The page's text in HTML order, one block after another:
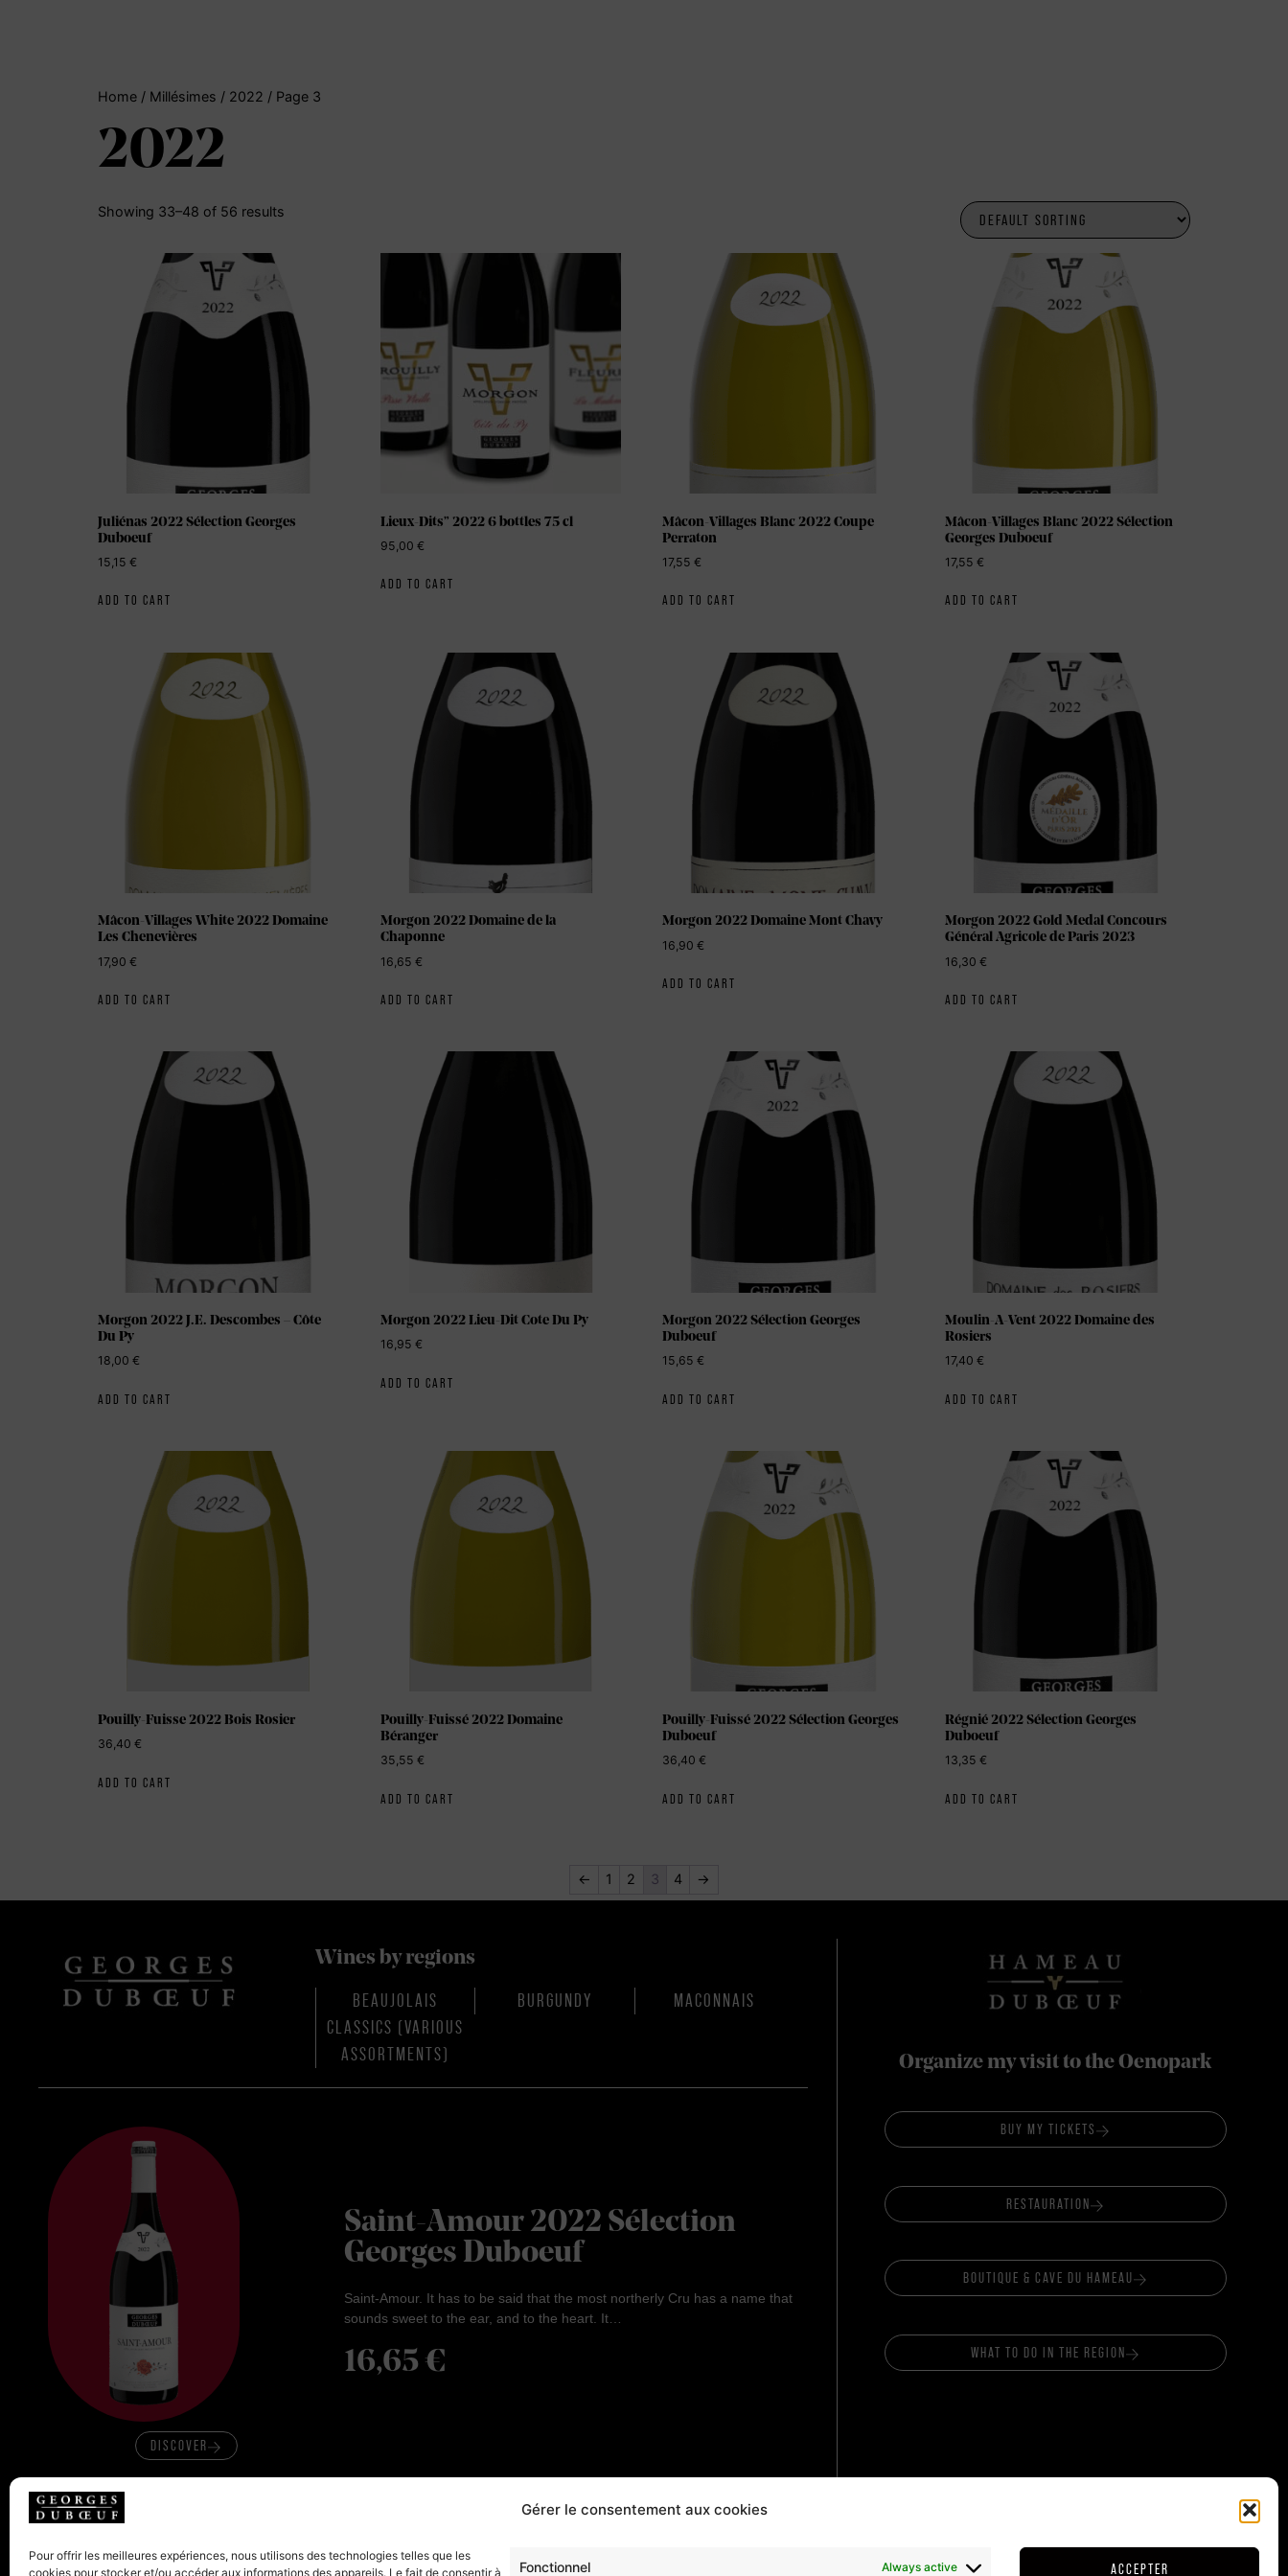
Gérer le consentement aux cookies
Pour offrir les meilleures expériences, nous utilisons des technologies telles que les
cookies pour stocker et/ou accéder aux informations des appareils. Le fait de consentir à
Fonctionnel Always active ACCEPTER
Home / Millésimes / 2022 / Page 3
2022
Showing 33–48 of 56 results
Juliénas 2022 Sélection Georges
Duboeuf
15,15 €
ADD TO CART
Lieux-Dits” 2022 6 bottles 75 cl
95,00 €
ADD TO CART
Mâcon-Villages Blanc 2022 Coupe
Perraton
17,55€
ADD TO CART
Mâcon-Villages Blanc 2022 Sélection
Georges Duboeuf
17,55€
ADD TO CART
Mâcon-Villages White 2022 Domaine
Les Chenevières
17,90 €
ADD TO CART
Morgon 2022 Domaine de la
Chaponne
16,65 €
ADD TO CART
Morgon 2022 Domaine Mont Chavy
16,90€
ADD TO CART
Morgon 2022 Gold Medal Concours
Général Agricole de Paris 2023
16,30€
ADD TO CART
Morgon 2022 J.E. Descombes – Côte
Du Py
18,00 €
ADD TO CART
Morgon 2022 Lieu-Dit Cote Du Py
16,95 €
ADD TO CART
Morgon 2022 Sélection Georges
Duboeuf
15,65€
ADD TO CART
Moulin-A-Vent 2022 Domaine des
Rosiers
17,40€
ADD TO CART
Pouilly-Fuisse 2022 Bois Rosier
36,40 €
ADD TO CART
Pouilly-Fuissé 2022 Domaine
Béranger
35,55 €
ADD TO CART
Pouilly-Fuissé 2022 Sélection Georges
Duboeuf
36,40€
ADD TO CART
Régnié 2022 Sélection Georges
Duboeuf
13,35€
ADD TO CART
← 1 2 3 4 →
Wines by regions
BEAUJOLAIS BURGUNDY
MACONNAIS
CLASSICS (VARIOUS
ASSORTMENTS)
DISCOVER
Saint-Amour 2022 Sélection
Georges Duboeuf
Saint-Amour. It has to be said that the most northerly Cru has a name that
sounds sweet to the ear, and to the heart. It…
16,65 €
Organize my visit to the Oenopark
BUY MY TICKETS
RESTAURATION
BOUTIQUE & CAVE DU HAMEAU
WHAT TO DO IN THE REGION
FOLLOW US